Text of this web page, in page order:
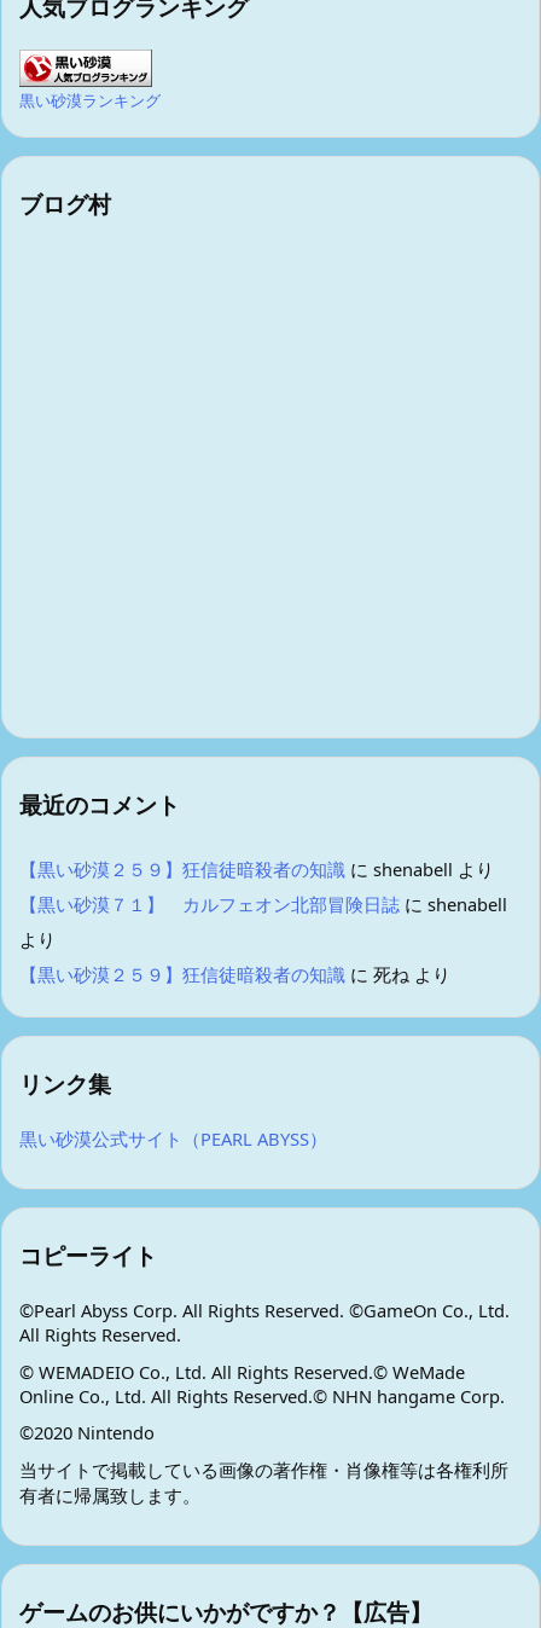
人気ブログランキング
黒い砂漠ランキング
ブログ村
最近のコメント
【黒い砂漠２５９】狂信徒暗殺者の知識 に shenabell より
【黒い砂漠７１】 カルフェオン北部冒険日誌 に shenabell
より
【黒い砂漠２５９】狂信徒暗殺者の知識 に 死ね より
リンク集
黒い砂漠公式サイト（PEARL ABYSS）
コピーライト
©Pearl Abyss Corp. All Rights Reserved. ©GameOn Co., Ltd.
All Rights Reserved.
© WEMADEIO Co., Ltd. All Rights Reserved.© WeMade
Online Co., Ltd. All Rights Reserved.© NHN hangame Corp.
©2020 Nintendo
当サイトで掲載している画像の著作権・肖像権等は各権利所
有者に帰属致します。
ゲームのお供にいかがですか？【広告】